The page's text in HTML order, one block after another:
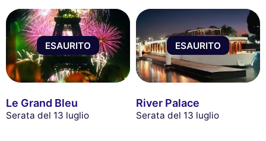
ESAURITO
Le Grand Bleu
Serata del 13 luglio
ESAURITO
River Palace
Serata del 13 luglio